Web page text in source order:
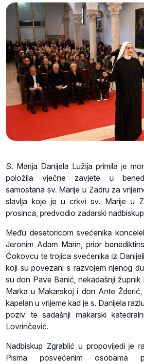
S. Marija Danijela Lužija primila je
položila vječne zavjete u
samostana sv. Marije u Zadru za
slavlja koje je u crkvi sv. Marije u
prosinca, predvodio zadarski
Među desetoricom svećenika
Jeronim Adam Marin, prior
Ćokovcu te trojica svećenika iz
koji su povezani s razvojem njenog
su don Pave Banić, nekadašnji župnik
Marka u Makarskoj i don Ante Žderić,
kapelan u vrijeme kad je s. Danijela
poziv te sadašnji makarski
Lovrinčević.
Nadbiskup Zgrablić u propovijedi je
Pisma posvećenim osobama